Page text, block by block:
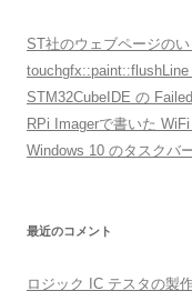
ST社のウェブページの
STM32CubeIDE の
RPi Imagerで書いた
Windows 10 のタスクバ
最近のコメント
ロジック IC テスタの製